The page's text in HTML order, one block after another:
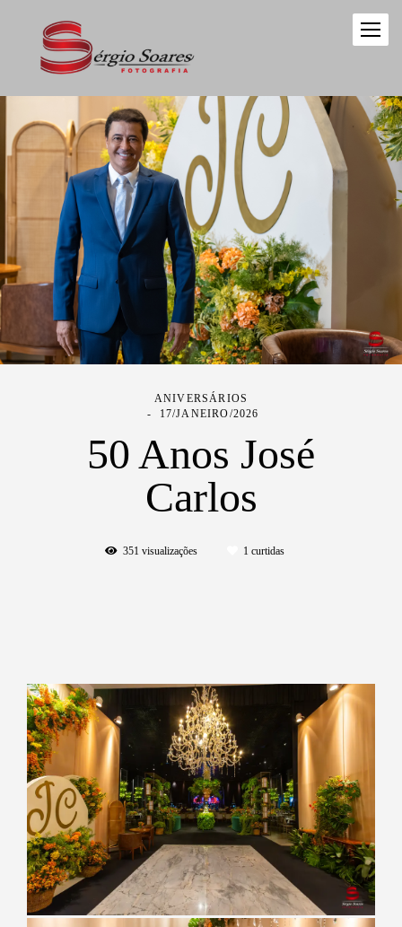
ANIVERSÁRIOS
17/JANEIRO/2026
50 Anos José
Carlos
351 visualizações 1 curtidas